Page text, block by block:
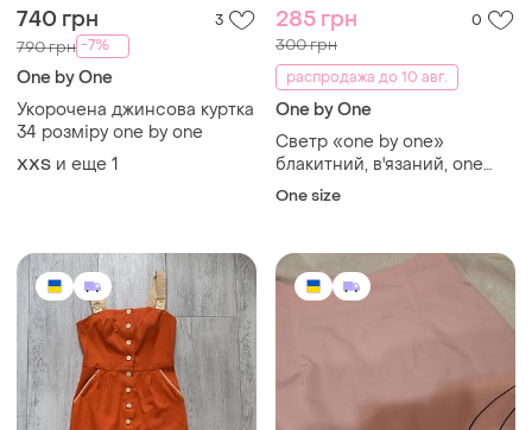
740 грн 3
790 грн -7%
One by One
Укорочена джинсова куртка
34 розміру one by one
XХS и еще 1
285 грн 0
300 грн
распродажа до 10 авг.
One by One
Светр «one by one»
блакитний, в'язаний, one
size, б/у
One size